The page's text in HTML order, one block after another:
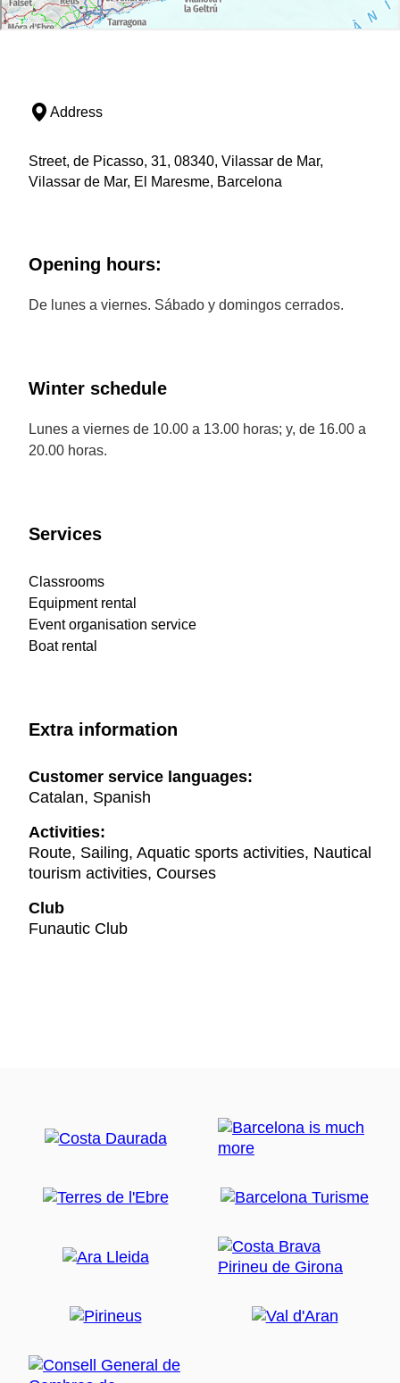
Address
Street, de Picasso, 31, 08340, Vilassar de Mar,
Vilassar de Mar, El Maresme, Barcelona
Opening hours:
De lunes a viernes. Sábado y domingos cerrados.
Winter schedule
Lunes a viernes de 10.00 a 13.00 horas; y, de 16.00 a
20.00 horas.
Services
Classrooms
Equipment rental
Event organisation service
Boat rental
Extra information
Customer service languages:
Catalan, Spanish
Activities:
Route, Sailing, Aquatic sports activities, Nautical
tourism activities, Courses
Club
Funautic Club